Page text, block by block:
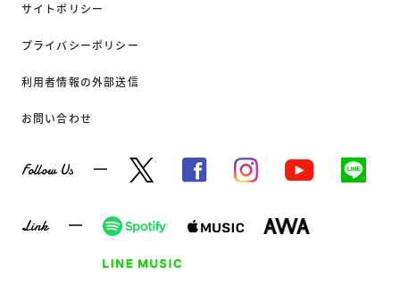
サイトポリシー
プライバシーポリシー
利用者情報の外部送信
お問い合わせ
Follow Us
Link